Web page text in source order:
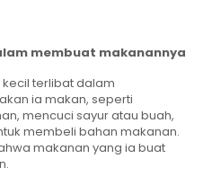
membuat makanannya
terlibat dalam
ia makan, seperti
mencuci sayur atau buah,
membeli bahan makanan.
makanan yang ia buat